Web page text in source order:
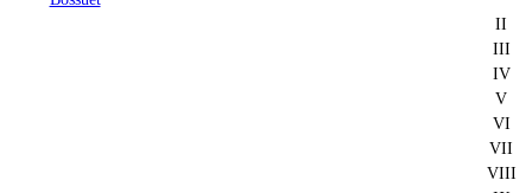
II
III
IV
V
VI
VII
VIII